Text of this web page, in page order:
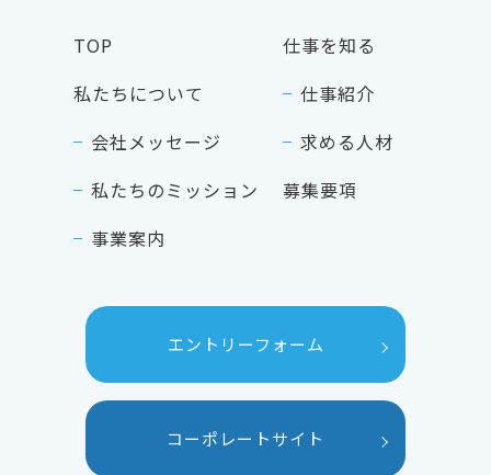
TOP
私たちについて
会社メッセージ
私たちのミッション
事業案内
仕事を知る
仕事紹介
求める人材
募集要項
エントリーフォーム
コーポレートサイト